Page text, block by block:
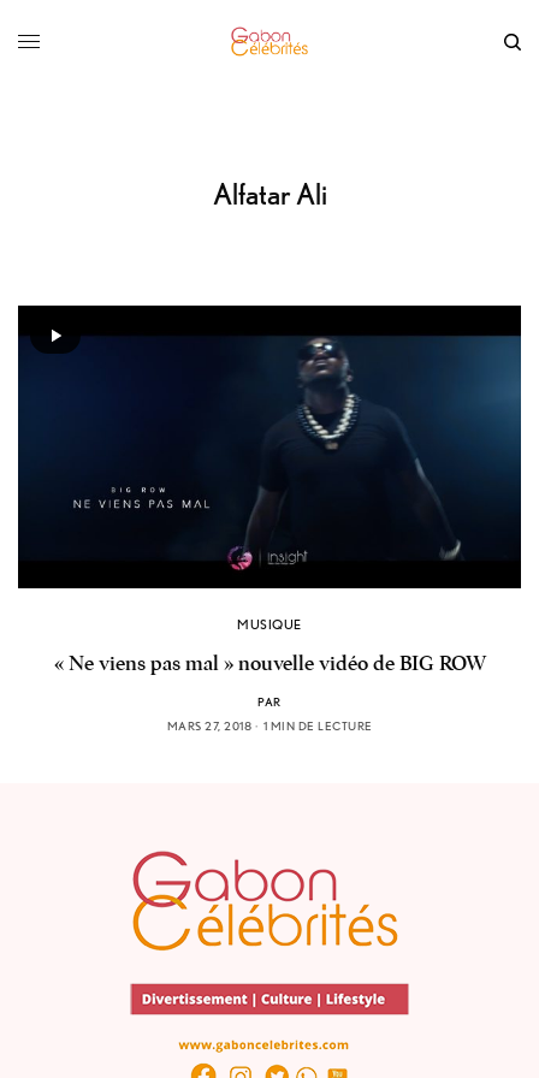
Alfatar Ali
MUSIQUE
« Ne viens pas mal » nouvelle vidéo de BIG ROW
PAR
MARS 27, 2018
1 MIN DE LECTURE